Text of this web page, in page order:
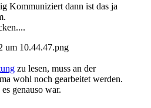
Kommuniziert dann ist das ja
zu lesen, muss an der
wohl noch gearbeitet werden.
genauso war.